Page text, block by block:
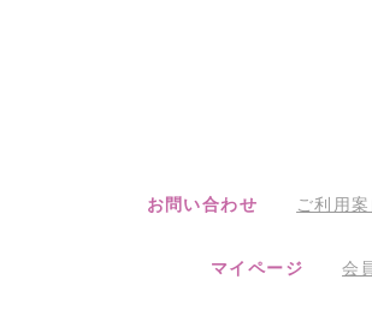
お問い合わせ ご利用
マイページ 会